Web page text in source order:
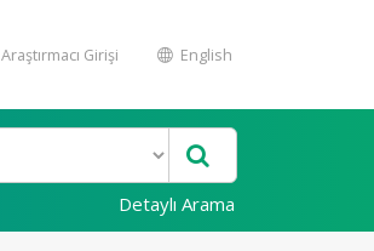
Araştırmacı Girişi English
Detaylı Arama